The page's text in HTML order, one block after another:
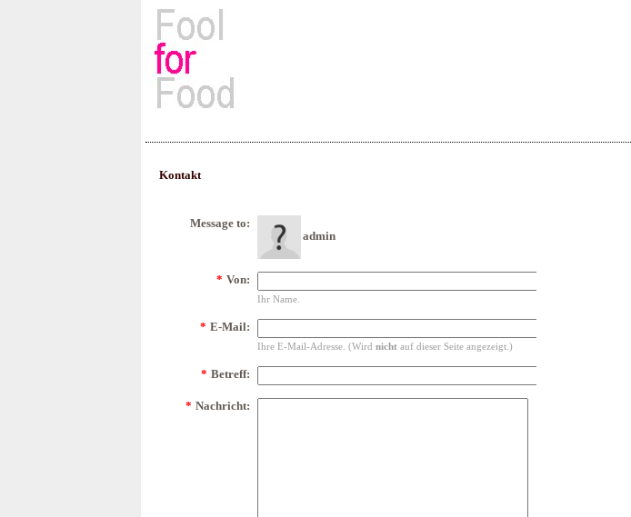
Kontakt
Message to:
admin
* Von:
Ihr Name.
* E-Mail:
Ihre E-Mail-Adresse. (Wird nicht auf dieser Seite angezeigt.)
* Betreff:
* Nachricht: